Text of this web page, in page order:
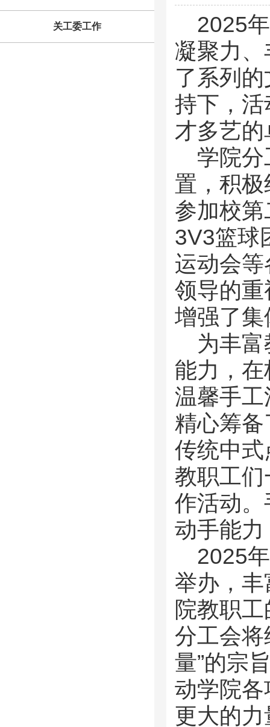
关工委工作
2025
凝聚力
了系列
持下，
才多艺
学院
置，积
参加校
3V3篮球
运动会
领导的
增强了
为丰
能力，
温馨手
精心筹
传统中
教职工
作活动
动手能
2025
举办，
院教职
分工会将
量”的宗
动学院
更大的力